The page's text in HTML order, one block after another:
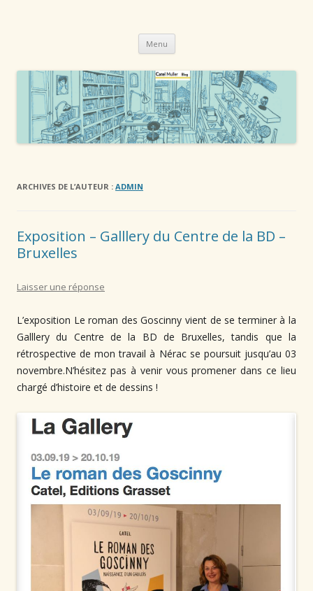
Menu Aller
contenu
principal
ARCHIVES DE L’AUTEUR : ADMIN
Exposition – Galllery du Centre de la BD –
Bruxelles
Laisser une réponse
L’exposition Le roman des Goscinny vient de se terminer à la
Galllery du Centre de la BD de Bruxelles, tandis que la
rétrospective de mon travail à Nérac se poursuit jusqu’au 03
novembre.⁠N’hésitez pas à venir vous promener dans ce lieu
chargé d’histoire et de dessins !